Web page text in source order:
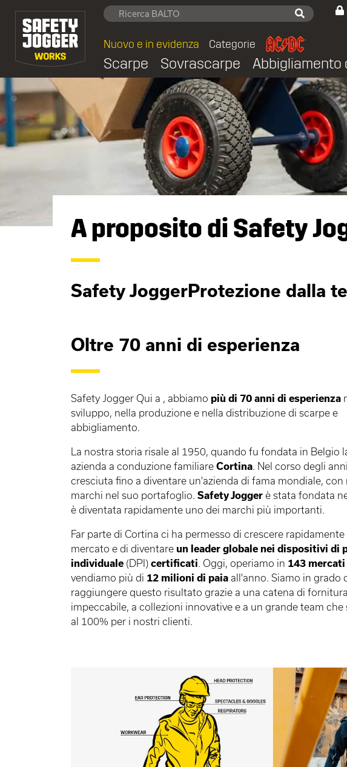
Nuovo e in evidenza Categorie
Scarpe Sovrascarpe Abbigliamento
A proposito di Safety
Safety JoggerProtezione dalla
Oltre 70 anni di esperienza
Safety Jogger Qui a , abbiamo più di 70 anni di esperienza
sviluppo, nella produzione e nella distribuzione di scarpe e
abbigliamento.
La nostra storia risale al 1950, quando fu fondata in Belgio
azienda a conduzione familiare Cortina. Nel corso degli
cresciuta fino a diventare un'azienda di fama mondiale, con
marchi nel suo portafoglio. Safety Jogger è stata fondata
è diventata rapidamente uno dei marchi più importanti.
Far parte di Cortina ci ha permesso di crescere
mercato e di diventare un leader globale nei dispositivi di
individuale (DPI) certificati. Oggi, operiamo in 143 mercati
vendiamo più di 12 milioni di paia all'anno. Siamo in grado
raggiungere questo risultato grazie a una catena di fornitura
impeccabile, a collezioni innovative e a un grande team che
al 100% per i nostri clienti.